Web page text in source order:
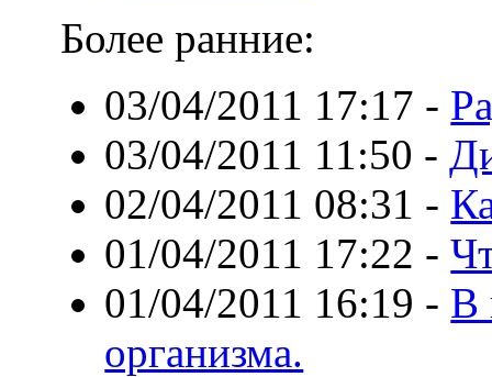
Более ранние:
03/04/2011 17:17 -
03/04/2011 11:50 -
02/04/2011 08:31 -
01/04/2011 17:22 -
01/04/2011 16:19 - В
организма.